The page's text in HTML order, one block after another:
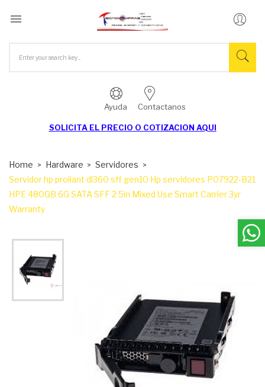

Ayuda Contactanos
SOLICITA EL PRECIO O COTIZACION AQUI
Home Hardware
Servidores
Servidor hp proliant dl360 sff gen10 Hp servidores P07922-B21
HPE 480GB 6G SATA SFF 2 5in Mixed Use Smart Carrier 3yr
Warranty